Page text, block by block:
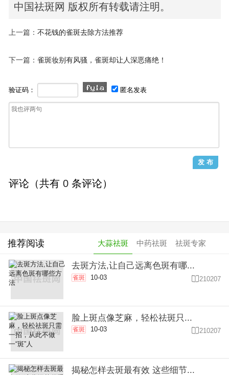
中国祛斑网 版权所有转载请注明。
上一篇： 不花钱的雀斑去除方法推荐
下一篇： 雀斑妆别有风骚，雀斑却让人深恶痛绝！
验证码： 匿名发表
评论（共有 0 条评论）
推荐阅读 大蒜祛斑 中药祛斑 祛斑专家
去斑方法,让自己远离色斑有哪...
雀斑 10-03  210207
脸上斑点像芝麻，轻松祛斑只...
雀斑 10-03 210207
揭秘怎样去斑最有效 这些细节...